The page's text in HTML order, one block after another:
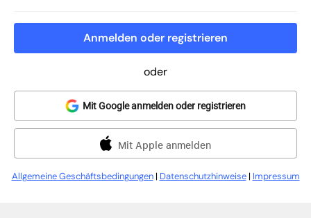
Anmelden oder registrieren
oder
Mit Google anmelden oder registrieren
Mit Apple anmelden
Allgemeine Geschäftsbedingungen| Datenschutzhinweise| Impressum